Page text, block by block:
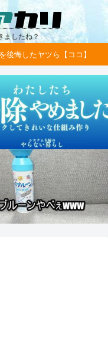
ましたね？
後悔したヤツら【ココ】